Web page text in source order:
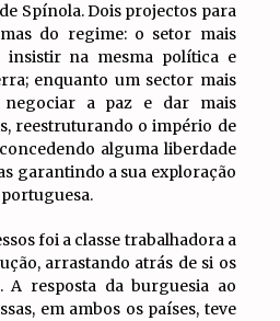
Spínola. Dois projectos para
do regime: o setor mais
insistir na mesma política e
enquanto um sector mais
negociar a paz e dar mais
reestruturando o império de
alguma liberdade
garantindo a sua exploração
foi a classe trabalhadora a
arrastando atrás de si os
A resposta da burguesia ao
em ambos os países, teve